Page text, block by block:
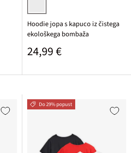
črna potiskana
Hoodie jopa s kapuco iz čistega
ekološkega bombaža
Običajna cena
24,99 €
Do 29% popust